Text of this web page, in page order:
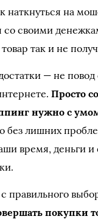
наткнуться на
со своими
так и не
— не повод
Просто
нужно с
без лишних
время, деньги и
правильного
покупки